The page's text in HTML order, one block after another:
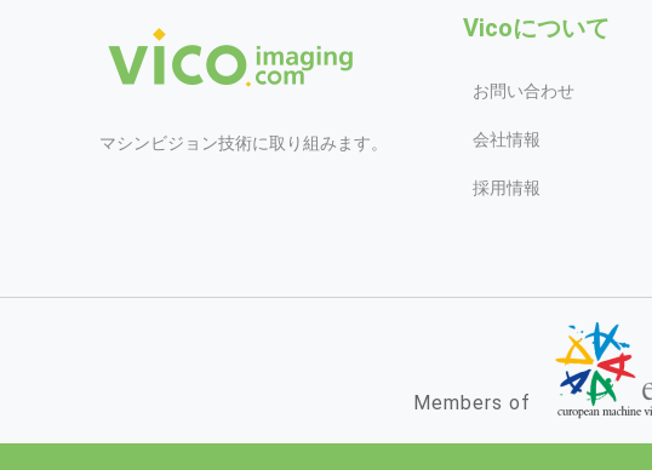
マシンビジョン技術に取り組みます。
Vicoについて
お問い合わせ
会社情報
採用情報
Members of